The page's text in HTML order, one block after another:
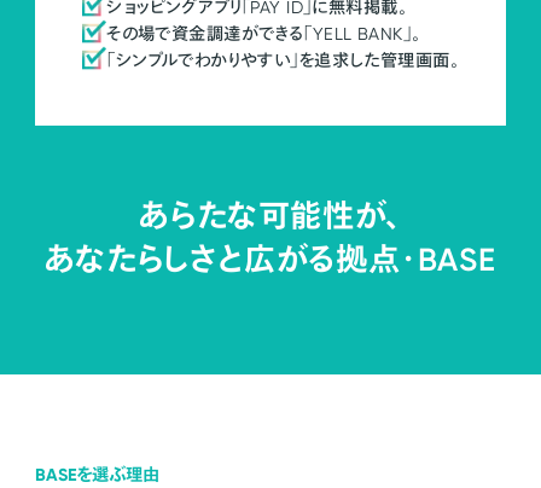
ショッピングアプリ「PAY ID」に無料掲載。
その場で資金調達ができる「YELL BANK」。
「シンプルでわかりやすい」を追求した管理画面。
あらたな可能性が、
あなたらしさと広がる拠点・BASE
BASEを選ぶ理由